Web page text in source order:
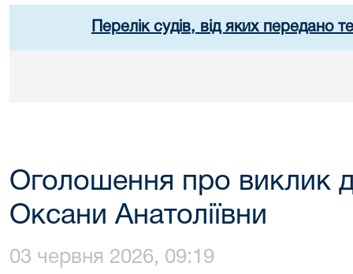
Перелік судів, від яких передано
Оголошення про виклик
Оксани Анатоліївни
03 червня 2026, 09:19